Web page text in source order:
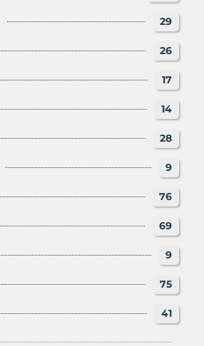
29
26
17
14
28
9
76
69
9
75
41